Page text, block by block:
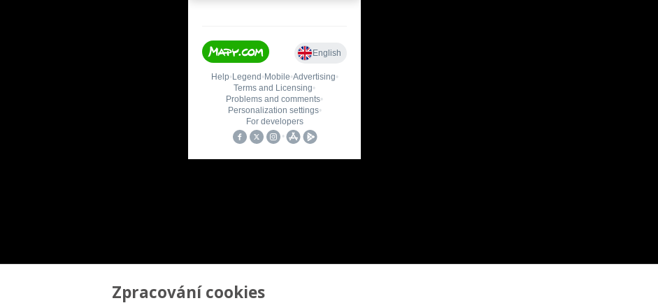
Zpracování cookies